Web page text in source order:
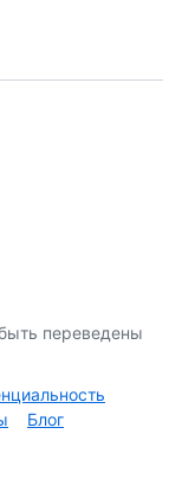
переведены
Блог